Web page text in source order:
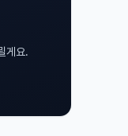
게요.